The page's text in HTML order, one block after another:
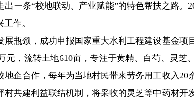
一条“校地联动、产业赋能”的特色帮扶之路。
作。
展瓶颈，成功申报国家重大水利工程建设基金
元，流转土地610亩，专注于黄精、白芍、灵芝
企合作，每年为当地村民带来劳务用工收入20
共建利益联结机制，将采收的灵芝等中药材开